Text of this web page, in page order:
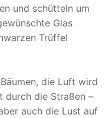
und schütteln um
Glas
Trüffel
die Luft wird
durch die Straßen –
auch die Lust auf